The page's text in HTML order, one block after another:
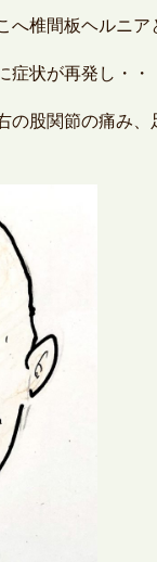
へ椎間板ヘルニア
症状が再発し・・
の股関節の痛み